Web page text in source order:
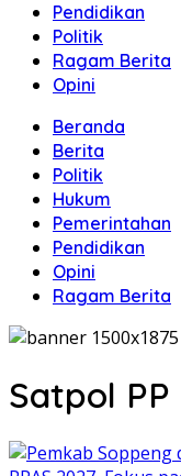
Pendidikan
Politik
Ragam Berita
Opini
Beranda
Berita
Politik
Hukum
Pemerintahan
Pendidikan
Opini
Ragam Berita
Satpol PP